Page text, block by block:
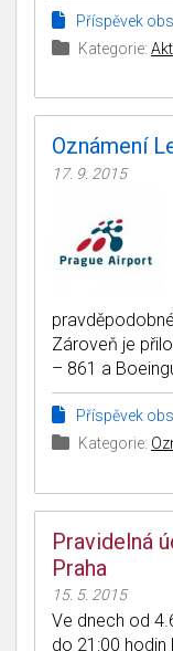
Příspěvek
Kategorie:
Oznámení
17. 9. 2015
Zároveň je
– 861 a
Příspěvek
Kategorie:
Pravidelná
Praha
15. 5. 2015
Ve dnech od
do 21:00 hodin